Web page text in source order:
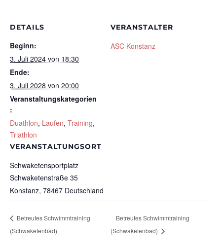
DETAILS
Beginn:
3. Juli 2024 von 18:30
Ende:
3. Juli 2028 von 20:00
Veranstaltungskategorien
:
Duathlon, Laufen, Training,
Triathlon
VERANSTALTUNGSORT
Schwaketensportplatz
Schwaketenstraße 35
Konstanz, 78467 Deutschland
VERANSTALTER
ASC Konstanz
Betreutes Schwimmtraining
(Schwaketenbad)
Betreutes Schwimmtraining
(Schwaketenbad)